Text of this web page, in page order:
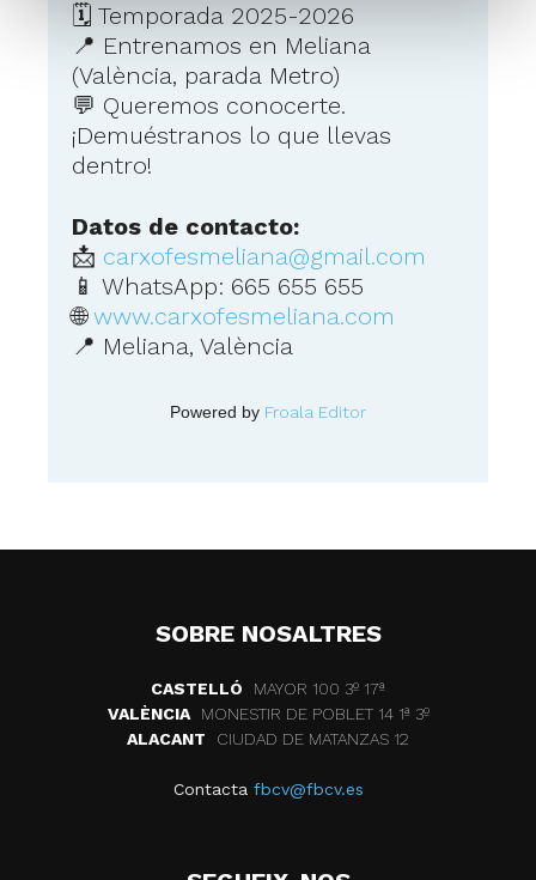
🗓 Temporada 2025-2026
📍 Entrenamos en Meliana
(València, parada Metro)
💬 Queremos conocerte.
¡Demuéstranos lo que llevas
dentro!
Datos de contacto:
📩 carxofesmeliana@gmail.com
📱 WhatsApp: 665 655 655
🌐www.carxofesmeliana.com
📍 Meliana, València
Powered by Froala Editor
SOBRE NOSALTRES
CASTELLÓ
MAYOR 100 3º 17ª
VALÈNCIA
MONESTIR DE POBLET 14 1ª 3º
ALACANT
CIUDAD DE MATANZAS 12
Contacta fbcv@fbcv.es